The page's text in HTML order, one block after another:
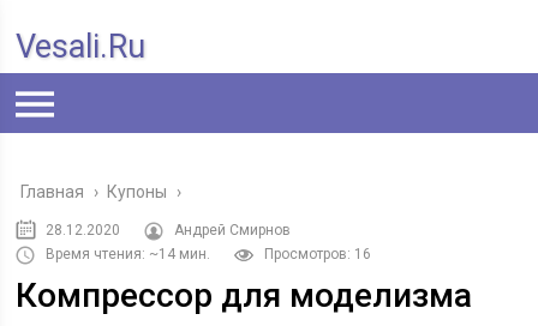
Vesali.ru
Главная › Купоны ›
28.12.2020
Андрей Смирнов
Время чтения: ~14 мин.
Просмотров: 16
Компрессор для моделизма